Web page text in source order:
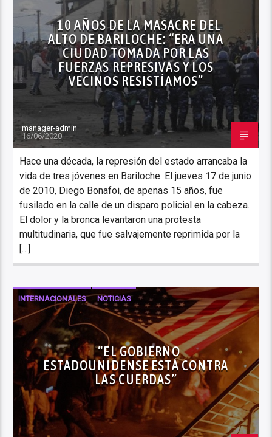
10 AÑOS DE LA MASACRE DEL
ALTO DE BARILOCHE: “ERA UNA
CIUDAD TOMADA POR LAS
FUERZAS REPRESIVAS Y LOS
VECINOS RESISTÍAMOS”
manager-admin
16/06/2020
Hace una década, la represión del estado arrancaba la
vida de tres jóvenes en Bariloche. El jueves 17 de junio
de 2010, Diego Bonafoi, de apenas 15 años, fue
fusilado en la calle de un disparo policial en la cabeza.
El dolor y la bronca levantaron una protesta
multitudinaria, que fue salvajemente reprimida por la
[…]
INTERNACIONALES NOTICIAS
“EL GOBIERNO
ESTADOUNIDENSE ESTÁ CONTRA
LAS CUERDAS”